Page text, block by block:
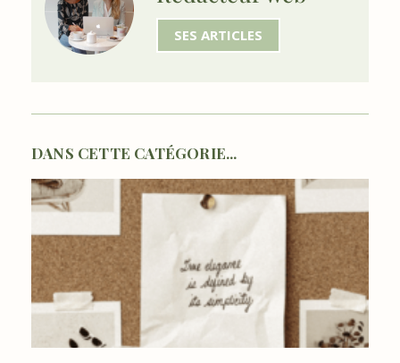
SES ARTICLES
DANS CETTE CATÉGORIE...